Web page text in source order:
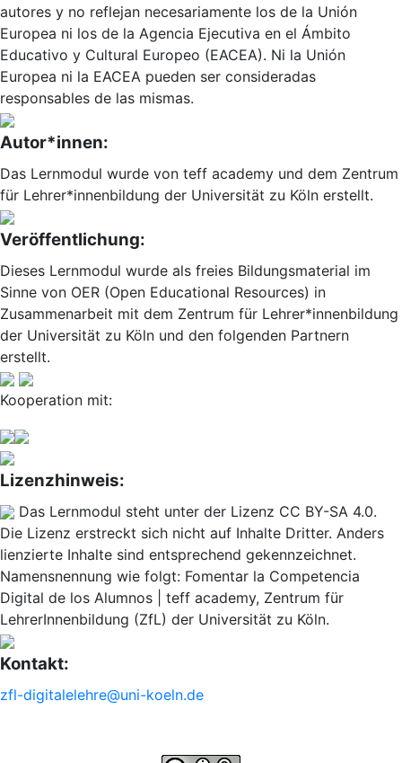
autores y no reflejan necesariamente los de la Unión
Europea ni los de la Agencia Ejecutiva en el Ámbito
Educativo y Cultural Europeo (EACEA). Ni la Unión
Europea ni la EACEA pueden ser consideradas
responsables de las mismas.
Autor*innen:
Das Lernmodul wurde von teff academy und dem Zentrum
für Lehrer*innenbildung der Universität zu Köln erstellt.
Veröffentlichung:
Dieses Lernmodul wurde als freies Bildungsmaterial im
Sinne von OER (Open Educational Resources) in
Zusammenarbeit mit dem Zentrum für Lehrer*innenbildung
der Universität zu Köln und den folgenden Partnern
erstellt.
Kooperation mit:
Lizenzhinweis:
Das Lernmodul steht unter der Lizenz CC BY-SA 4.0.
Die Lizenz erstreckt sich nicht auf Inhalte Dritter. Anders
lienzierte Inhalte sind entsprechend gekennzeichnet.
Namensnennung wie folgt: Fomentar la Competencia
Digital de los Alumnos | teff academy, Zentrum für
LehrerInnenbildung (ZfL) der Universität zu Köln.
Kontakt:
zfl-digitalelehre@uni-koeln.de